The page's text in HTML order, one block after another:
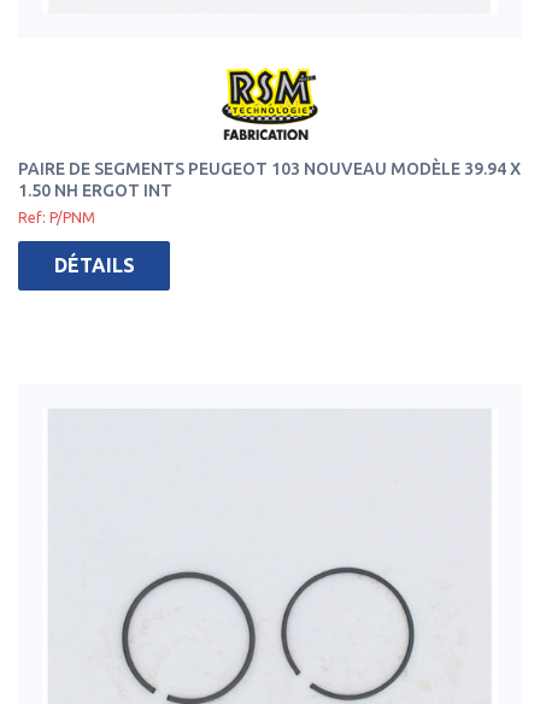
PAIRE DE SEGMENTS PEUGEOT 103 NOUVEAU MODÈLE 39.94 X
1.50 NH ERGOT INT
Ref: P/PNM
DÉTAILS